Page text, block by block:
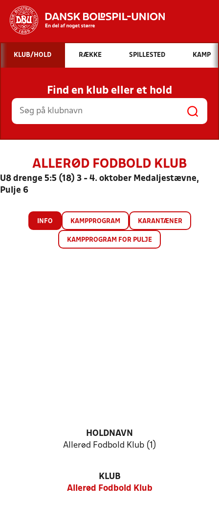
Hvad vil du søge efter?
INDHOLD OG NYHEDER
STILLINGER, RESULTATER, KLUBBER OG
HOLD
KLUB/HOLD RÆKKE SPILLESTED KAMP
Find en klub eller et hold
ALLERØD FODBOLD KLUB
U8 drenge 5:5 (18) 3 - 4. oktober Medaljestævne,
Pulje 6
INFO KAMPPROGRAM KARANTÆNER
KAMPPROGRAM FOR PULJE
HOLDNAVN
Allerød Fodbold Klub (1)
KLUB
Allerød Fodbold Klub